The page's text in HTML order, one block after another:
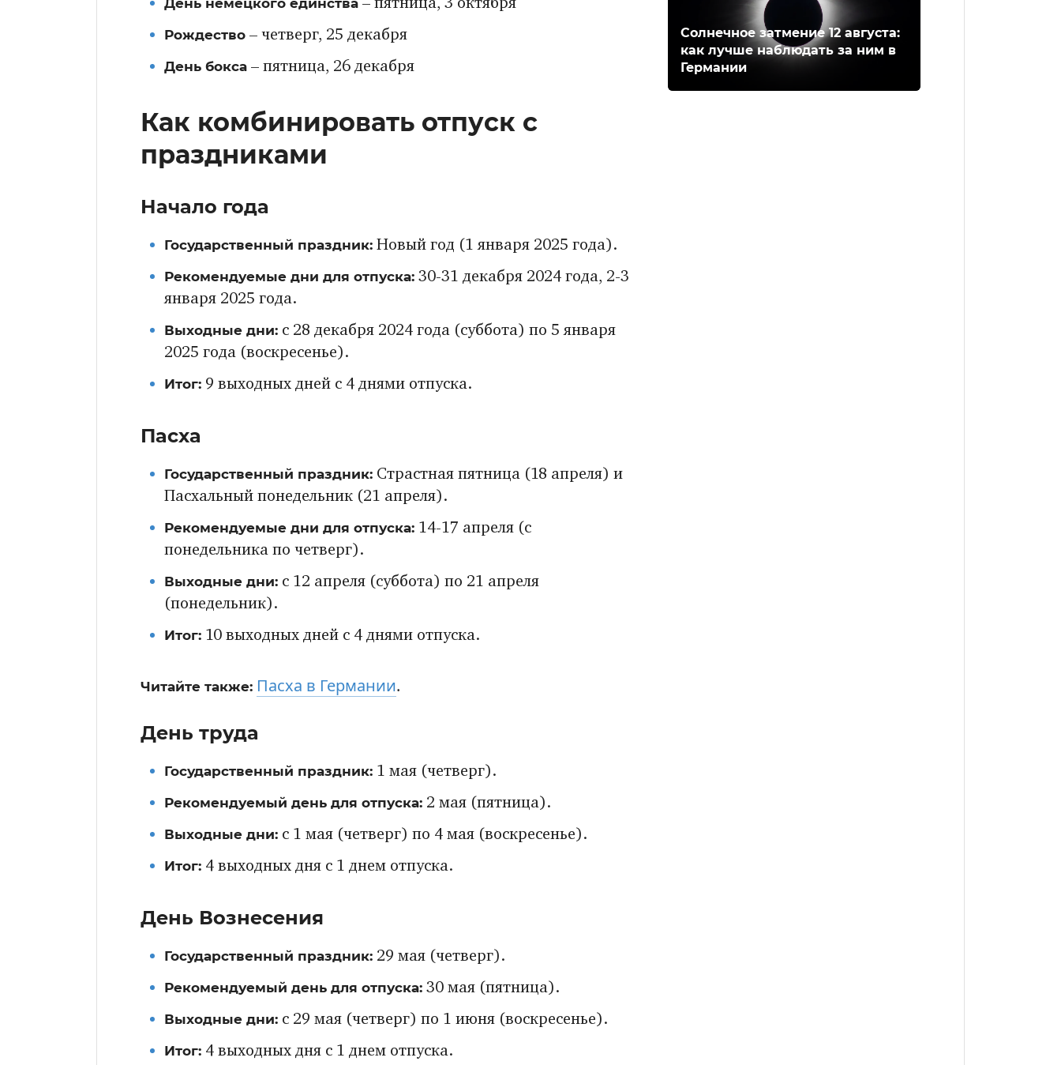
– пятница, 3 октября
Рождество – четверг, 25 декабря
День бокса – пятница, 26 декабря
Как комбинировать отпуск с
праздниками
Начало года
Государственный праздник: Новый год (1 января 2025 года).
Рекомендуемые дни для отпуска: 30-31 декабря 2024 года, 2-3
января 2025 года.
Выходные дни: с 28 декабря 2024 года (суббота) по 5 января
2025 года (воскресенье).
Итог: 9 выходных дней с 4 днями отпуска.
Пасха
Государственный праздник: Страстная пятница (18 апреля) и
Пасхальный понедельник (21 апреля).
Рекомендуемые дни для отпуска: 14-17 апреля (с
понедельника по четверг).
Выходные дни: с 12 апреля (суббота) по 21 апреля
(понедельник).
Итог: 10 выходных дней с 4 днями отпуска.
Читайте также: Пасха в Германии.
День труда
Государственный праздник: 1 мая (четверг).
Рекомендуемый день для отпуска: 2 мая (пятница).
Выходные дни: с 1 мая (четверг) по 4 мая (воскресенье).
Итог: 4 выходных дня с 1 днем отпуска.
День Вознесения
Государственный праздник: 29 мая (четверг).
Рекомендуемый день для отпуска: 30 мая (пятница).
Выходные дни: с 29 мая (четверг) по 1 июня (воскресенье).
Итог: 4 выходных дня с 1 днем отпуска.
Солнечное затмение 12 августа:
как лучше наблюдать за ним в
Германии